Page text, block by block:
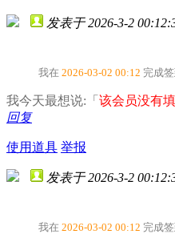
发表于 2026-3-2
我在 2026-03-02 00:12 完成
我今天最想说:「 该会员没有
回复
使用道具 举报
发表于 2026-3-2
我在 2026-03-02 00:12 完成